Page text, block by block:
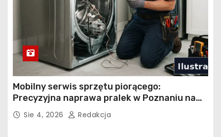
Mobilny serwis sprzętu piorącego:
Precyzyjna naprawa pralek w Poznaniu na
Piątkowie
Sie 4, 2026 Redakcja